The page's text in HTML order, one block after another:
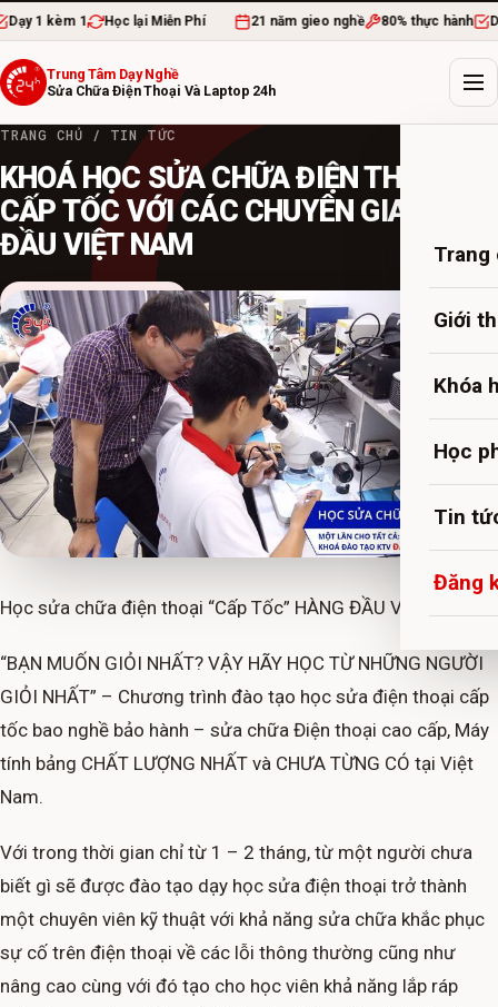
1 kèm 1 Học lại Miễn Phí 21 năm gieo nghề 80% thực hành Dạy
Trung Tâm Dạy Nghề
Sửa Chữa Điện Thoại Và Laptop 24h
Trang
Giới
Khóa
Học
Tin
Đăng
TRANG CHỦ / TIN TỨC
KHOÁ HỌC SỬA CHỮA ĐIỆN THOẠI
CẤP TỐC VỚI CÁC CHUYÊN GIA HÀNG
ĐẦU VIỆT NAM
Chương trình đào tạo 20 TH8, 2020· admin
Học sửa chữa điện thoại “Cấp Tốc” HÀNG ĐẦU VIỆT NAM
“BẠN MUỐN GIỎI NHẤT? VẬY HÃY HỌC TỪ NHỮNG NGƯỜI
GIỎI NHẤT” – Chương trình đào tạo học sửa điện thoại cấp
tốc bao nghề bảo hành – sửa chữa Điện thoại cao cấp, Máy
tính bảng CHẤT LƯỢNG NHẤT và CHƯA TỪNG CÓ tại Việt
Nam.
Với trong thời gian chỉ từ 1 – 2 tháng, từ một người chưa
biết gì sẽ được đào tạo dạy học sửa điện thoại trở thành
một chuyên viên kỹ thuật với khả năng sửa chữa khắc phục
sự cố trên điện thoại về các lỗi thông thường cũng như
nâng cao cùng với đó tạo cho học viên khả năng lắp ráp